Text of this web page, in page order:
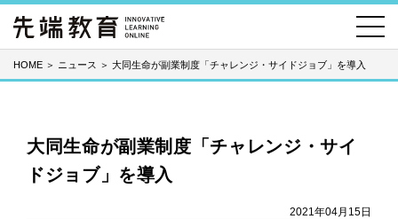
HOME ＞ ニュース ＞ 大同生命が副業制度「チャレンジ・サイドジョブ」を導入
大同生命が副業制度「チャレンジ・サイ
ドジョブ」を導入
2021年04月15日